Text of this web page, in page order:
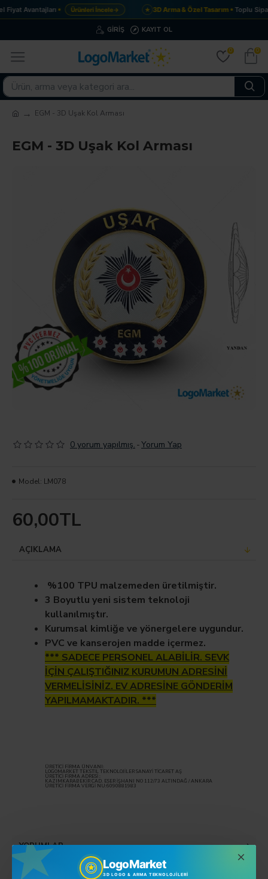
LogoMarket
3D LOGO & ARMA TEKNOLOJILERI
Avantajları Ürünleri İncele→ 3D Arma & Özel Tasarım Toplu
GIRIŞ KAYIT OL
0 0
EGM - 3D Uşak Kol Arması
EGM - 3D Uşak Kol Arması
0 yorum yapılmış. -Yorum Yap
60,00TL
Model: LM078
AÇIKLAMA
%100 TPU malzemeden üretilmiştir.
3 Boyutlu yeni sistem teknoloji
kullanılmıştır.
Kurumsal kimliğe ve yönergelere uygundur.
PVC ve kanserojen madde içermez.
*** SADECE PERSONEL ALABİLİR. SEVK
İÇİN ÇALIŞTIĞINIZ KURUMUN ADRESİNİ
VERMELİSİNİZ. EV ADRESİNE GÖNDERİM
YAPILMAMAKTADIR. ***
ÜRETİCİ FİRMA ÜNVANI:
LOGOMARKET TEKSTİL TEKNOLOJİLER SANAYİ TİCARET AŞ
ÜRETİCİ FİRMA ADRESİ :
KAZIMKARABEKİR CAD. ESER İŞHANI NO 112/73 ALTINDAĞ / ANKARA
ÜRETİCİ FİRMA VERGİ NU:6090881983
YORUMLAR